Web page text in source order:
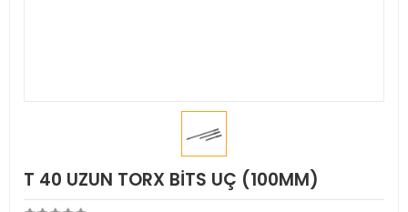
T 40 UZUN TORX BİTS UÇ (100MM)